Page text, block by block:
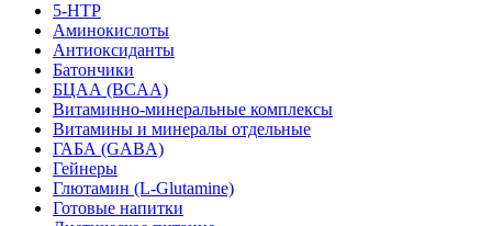
5-HTP
Аминокислоты
Антиоксиданты
Батончики
БЦАА (BCAA)
Витаминно-минеральные комплексы
Витамины и минералы отдельные
ГАБА (GABA)
Гейнеры
Глютамин (L-Glutamine)
Готовые напитки